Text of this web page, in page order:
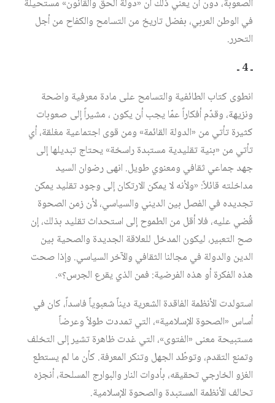
الصعوبة، دون أن يعني ذلك أن «دولة الحق والقانون» مستحيلة
في الوطن العربي، بفضل تاريخ من التسامح والكفاح من أجل
التحرر.
ـ 4 ـ
انطوى كتاب الطائفية والتسامح على مادة معرفية واضحة
ونزيهة، وقدّم أفكاراً عمّا يجب أن يكون ، مشيراً إلى صعوبات
كثيرة تأتي من «الدولة القائمة» ومن قوى اجتماعية مغلقة، أي
تأتي من «بنية تقليدية مستبدة راسخة» يحتاج تبديلها إلى
جهد جماعي ثقافي ومعنوي طويل. انهى رضوان السيد
مداخلته قائلاً: «ولأنه لا يمكن الارتكان إلى وجود تقليد يمكن
تجديده في الفصل بين الديني والسياسي، لأن زمن الصحوة
قُضي عليه، فلا أقل من الطموح إلى استحداث تقليد بذلك، إن
صح التعبير، ليكون المدخل للعلاقة الجديدة والصحية بين
الدين والدولة في مجالنا الثقافي والآخر السياسي. وإذا صحت
هذه الفكرة أو هذه الفرضية: فمن الذي يقرع الجرس؟».
استولدت الأنظمة الفاقدة الشعرية ديناً شعبوياً فاسداً، كان في
أساس «الصحوة الإسلامية»، التي تمددت طولاً وعرضاً
مستبيحة معنى «الفتوى»، التي غدت ظاهرة تشير إلى التخلف
وتمنع التقدم، وتوطّد الجهل وتنكر المعرفة. كأن ما لم يستطع
الغزو الخارجي تحقيقه، بأدوات النار والبوارج المسلحة، أنجزه
تحالف الأنظمة المستبدة والصحوة الإسلامية.